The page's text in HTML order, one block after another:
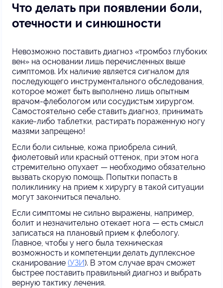
Что делать при появлении боли,
отечности и синюшности
Невозможно поставить диагноз «тромбоз глубоких
вен» на основании лишь перечисленных выше
симптомов. Их наличие является сигналом для
последующего инструментального обследования,
которое может быть выполнено лишь опытным
врачом-флебологом или сосудистым хирургом.
Самостоятельно себе ставить диагноз, принимать
какие-либо таблетки, растирать пораженную ногу
мазями запрещено!
Если боли сильные, кожа приобрела синий,
фиолетовый или красный оттенок, при этом нога
стремительно опухает — необходимо обязательно
вызвать скорую помощь. Попытки попасть в
поликлинику на прием к хирургу в такой ситуации
могут закончиться печально.
Если симптомы не сильно выражены, например,
болит и незначительно отекает нога — есть смысл
записаться на плановый прием к флебологу.
Главное, чтобы у него была техническая
возможность и компетенции делать дуплексное
сканирование (УЗИ). В этом случае врач сможет
быстрее поставить правильный диагноз и выбрать
верную тактику лечения.